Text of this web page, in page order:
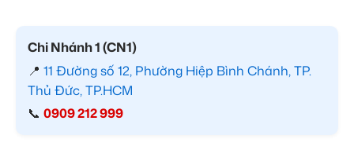
Chi Nhánh 1 (CN1)
📍 11 Đường số 12, Phường Hiệp Bình Chánh, TP.
Thủ Đức, TP.HCM
📞 0909 212 999